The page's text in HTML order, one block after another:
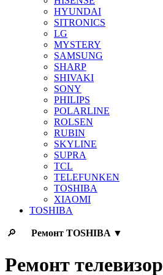
HYUNDAI
SITRONICS
LG
MYSTERY
SAMSUNG
SHARP
SHIVAKI
SONY
PHILIPS
POLARLINE
ROLSEN
RUBIN
SKYLINE
SUPRA
TCL
TELEFUNKEN
TOSHIBA
XIAOMI
TOSHIBA
🔎 Ремонт TOSHIBA ▼
Ремонт